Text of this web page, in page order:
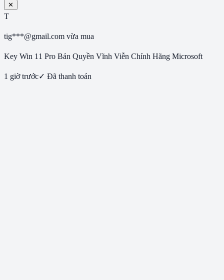
✕
T
tig***@gmail.com vừa mua
Key Win 11 Pro Bản Quyền Vĩnh Viễn Chính Hãng Microsoft
1 giờ trước✓ Đã thanh toán